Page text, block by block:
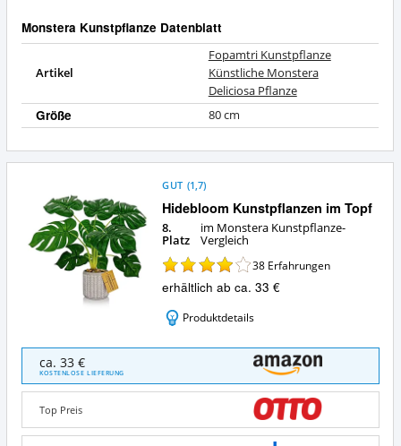
Monstera Kunstpflanze Datenblatt
Artikel
Fopamtri Kunstpflanze
Künstliche Monstera
Deliciosa Pflanze
Größe 80 cm
Hidebloom Kunstpflanzen im Topf
GUT (1,7)
8.
Platz
im Monstera Kunstpflanze-
Vergleich
38 Erfahrungen
erhältlich ab ca. 33 €
Produktdetails
Hidebloom
Kunstpflanzen
im
Topf
Angebote:
Wo
ca. 33 €
KOSTENLOSE LIEFERUNG
Top Preis